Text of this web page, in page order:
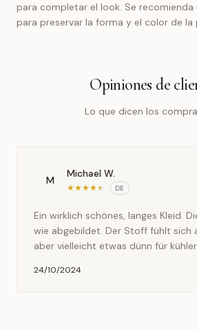
para completar el look. Se
para preservar la forma y el color de la
Opiniones de
Lo que dicen los
M
Michael W.
★★★★★ DE
Ein wirklich schönes, langes Kleid.
wie abgebildet. Der Stoff fühlt sich
aber vielleicht etwas dünn für
24/10/2024